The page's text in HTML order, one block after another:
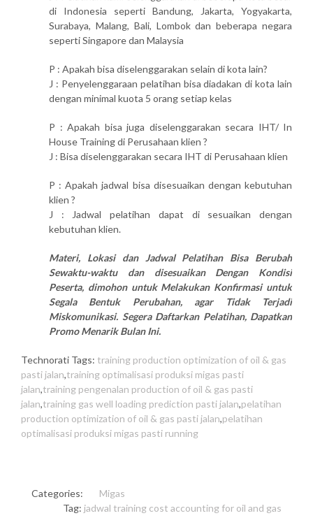
di Indonesia seperti Bandung, Jakarta, Yogyakarta,
Surabaya, Malang, Bali, Lombok dan beberapa negara
seperti Singapore dan Malaysia
P : Apakah bisa diselenggarakan selain di kota lain?
J : Penyelenggaraan pelatihan bisa diadakan di kota lain
dengan minimal kuota 5 orang setiap kelas
P : Apakah bisa juga diselenggarakan secara IHT/ In
House Training di Perusahaan klien ?
J : Bisa diselenggarakan secara IHT di Perusahaan klien
P : Apakah jadwal bisa disesuaikan dengan kebutuhan
klien ?
J : Jadwal pelatihan dapat di sesuaikan dengan
kebutuhan klien.
Materi, Lokasi dan Jadwal Pelatihan Bisa Berubah
Sewaktu-waktu dan disesuaikan Dengan Kondisi
Peserta, dimohon untuk Melakukan Konfirmasi untuk
Segala Bentuk Perubahan, agar Tidak Terjadi
Miskomunikasi. Segera Daftarkan Pelatihan, Dapatkan
Promo Menarik Bulan Ini.
Technorati Tags: training production optimization of oil & gas
pasti jalan,training optimalisasi produksi migas pasti
jalan,training pengenalan production of oil & gas pasti
jalan,training gas well loading prediction pasti jalan,pelatihan
production optimization of oil & gas pasti jalan,pelatihan
optimalisasi produksi migas pasti running
Categories:
Migas
Tag: jadwal training cost accounting for oil and gas